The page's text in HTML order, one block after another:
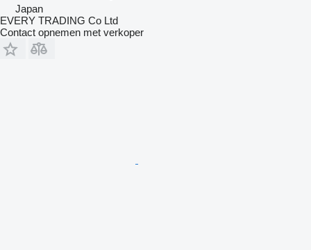
Japan
EVERY TRADING Co Ltd
Contact opnemen met verkoper